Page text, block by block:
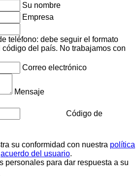
Su nombre
Empresa
teléfono: debe seguir el formato
del país. No trabajamos con
Correo electrónico
Mensaje
Código de
su conformidad con nuestra política
acuerdo del usuario.
personales para dar respuesta a su